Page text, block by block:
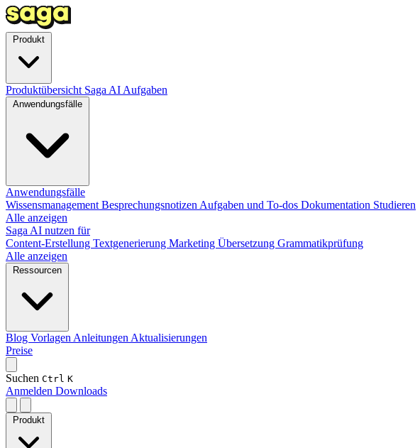
Produktübersicht Saga AI Aufgaben
Anwendungsfälle
Wissensmanagement Besprechungsnotizen Aufgaben und To-dos Dokumentation Studieren
Alle anzeigen
Saga AI nutzen für
Content-Erstellung Textgenerierung Marketing Übersetzung Grammatikprüfung
Alle anzeigen
Blog Vorlagen Anleitungen Aktualisierungen
Preise
Suchen Ctrl K
Anmelden Downloads